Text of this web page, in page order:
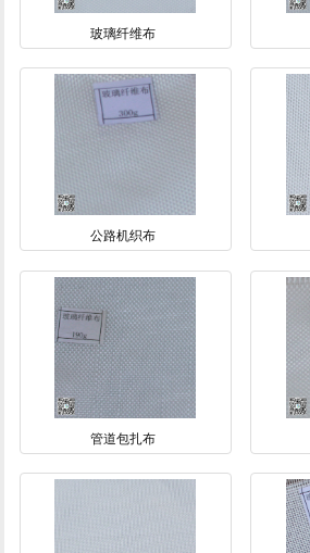
玻璃纤维布
公路机织布
管道包扎布